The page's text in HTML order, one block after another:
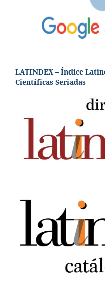
LATINDEX – Índice
Científicas Seriadas